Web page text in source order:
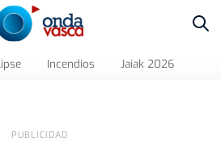
Incendios Jaiak 2026